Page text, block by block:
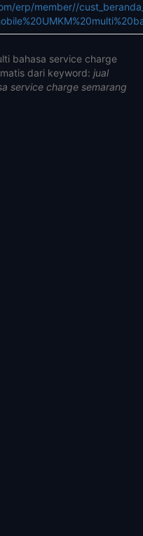
erp/member//
bahasa service charge
dari keyword: jual
service charge semarang